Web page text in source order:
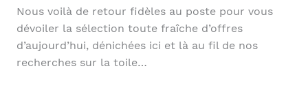
Nous voilà de retour fidèles au poste pour vous
dévoiler la sélection toute fraîche d’offres
d’aujourd’hui, dénichées ici et là au fil de nos
recherches sur la toile…